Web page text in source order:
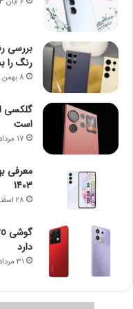
رنگ را
8 بهمن 1402
است
17 مرداد 1403
1403
28 اسفند 1403
دارد
31 مرداد 1403